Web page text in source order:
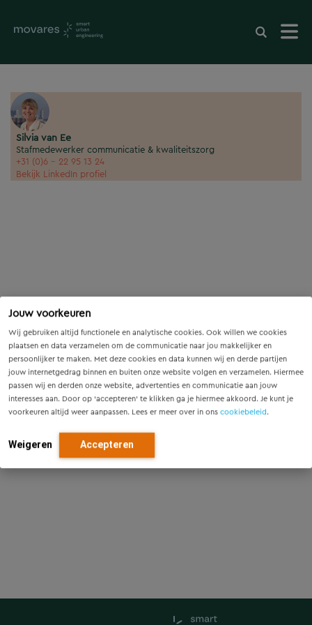
Jouw voorkeuren
Wij gebruiken altijd functionele en analytische cookies. Ook willen we cookies
plaatsen en data verzamelen om de communicatie naar jou makkelijker en
persoonlijker te maken. Met deze cookies en data kunnen wij en derde partijen
jouw internetgedrag binnen en buiten onze website volgen en verzamelen. Hiermee
passen wij en derden onze website, advertenties en communicatie aan jouw
interesses aan. Door op ‘accepteren’ te klikken ga je hiermee akkoord. Je kunt je
voorkeuren altijd weer aanpassen. Lees er meer over in ons cookiebeleid.
Weigeren Accepteren
Silvia van Ee
Stafmedewerker communicatie & kwaliteitszorg
+31 (0)6 - 22 95 13 24
Bekijk LinkedIn profiel